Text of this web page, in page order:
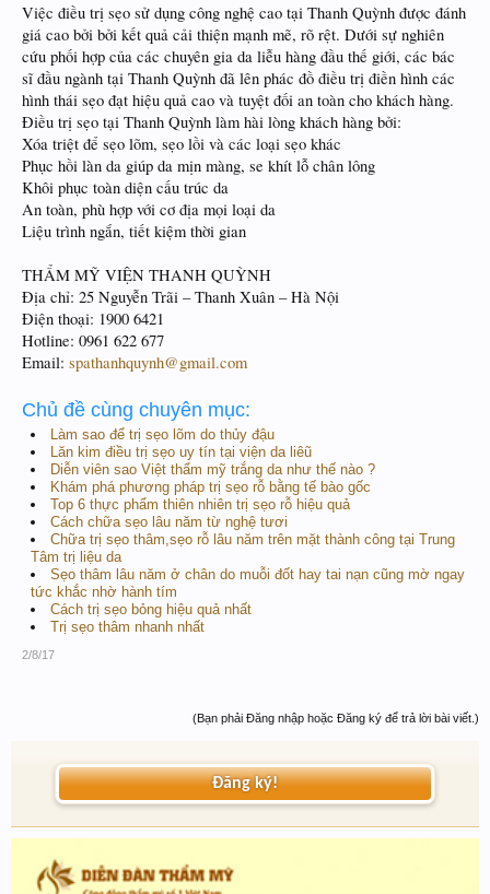
Việc điều trị sẹo sử dụng công nghệ cao tại Thanh Quỳnh được đánh
giá cao bởi bởi kết quả cải thiện mạnh mẽ, rõ rệt. Dưới sự nghiên
cứu phối hợp của các chuyên gia da liễu hàng đầu thế giới, các bác
sĩ đầu ngành tại Thanh Quỳnh đã lên phác đồ điều trị điền hình các
hình thái sẹo đạt hiệu quả cao và tuyệt đối an toàn cho khách hàng.
Điều trị sẹo tại Thanh Quỳnh làm hài lòng khách hàng bởi:
Xóa triệt để sẹo lõm, sẹo lồi và các loại sẹo khác
Phục hồi làn da giúp da mịn màng, se khít lỗ chân lông
Khôi phục toàn diện cấu trúc da
An toàn, phù hợp với cơ địa mọi loại da
Liệu trình ngắn, tiết kiệm thời gian
THẨM MỸ VIỆN THANH QUỲNH
Địa chỉ: 25 Nguyễn Trãi – Thanh Xuân – Hà Nội
Điện thoại: 1900 6421
Hotline: 0961 622 677
Email: spathanhquynh@gmail.com
Chủ đề cùng chuyên mục:
Làm sao để trị sẹo lõm do thủy đậu
Lăn kim điều trị sẹo uy tín tại viện da liêũ
Diễn viên sao Việt thẩm mỹ trắng da như thế nào ?
Khám phá phương pháp trị sẹo rỗ bằng tế bào gốc
Top 6 thực phẩm thiên nhiên trị sẹo rỗ hiệu quả
Cách chữa sẹo lâu năm từ nghệ tươi
Chữa trị sẹo thâm,sẹo rỗ lâu năm trên mặt thành công tại Trung
Tâm trị liệu da
Sẹo thâm lâu năm ở chân do muỗi đốt hay tai nạn cũng mờ ngay
tức khắc nhờ hành tím
Cách trị sẹo bỏng hiệu quả nhất
Trị sẹo thâm nhanh nhất
2/8/17
(Bạn phải Đăng nhập hoặc Đăng ký để trả lời bài viết.)
Đăng ký!